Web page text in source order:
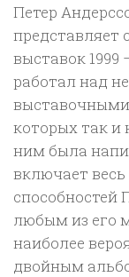
Петер
представляет
выставок 1999
работал над
выставочными
которых так и
ним была
включает
способностей
любым из его
наиболее
двойным